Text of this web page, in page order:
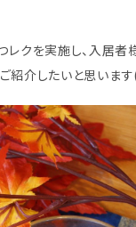
を実施し、入居者
紹介したいと思いま